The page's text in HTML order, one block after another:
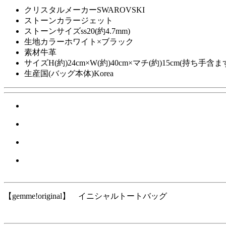
クリスタルメーカーSWAROVSKI
ストーンカラージェット
ストーンサイズss20(約4.7mm)
生地カラーホワイト×ブラック
素材牛革
サイズH(約)24cm×W(約)40cm×マチ(約)15cm(持ち手含ま
生産国(バッグ本体)Korea
【gemme!original】 イニシャルトートバッグ